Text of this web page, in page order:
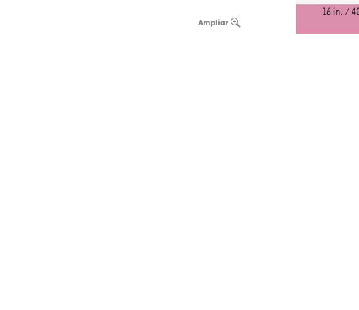
Ampliar